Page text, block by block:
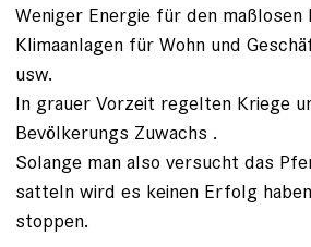
Weniger Energie für den maßlosen
Klimaanlagen für Wohn und
usw.
In grauer Vorzeit regelten Kriege
Bevölkerungs Zuwachs .
Solange man also versucht das
satteln wird es keinen Erfolg
stoppen.